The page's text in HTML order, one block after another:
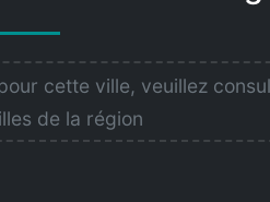
cette ville, veuillez
de la région